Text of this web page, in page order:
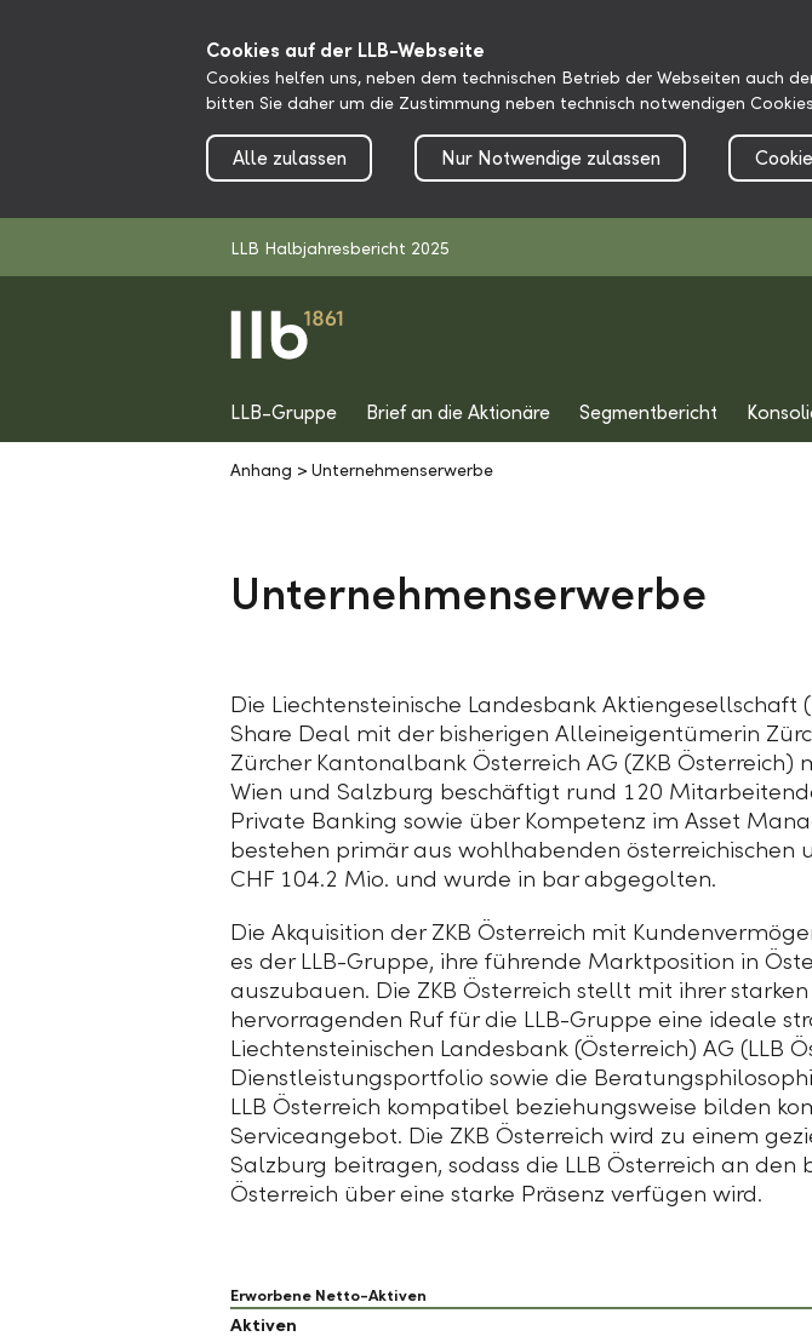
Cookies auf der LLB-Webseite
Cookies helfen uns, neben dem technischen Betrieb der Webseiten auch
bitten Sie daher um die Zustimmung neben technisch notwendigen
Alle zulassen Nur Notwendige zulassen
LLB Halbjahresbericht 2025
LLB-Gruppe Brief an die Aktionäre Segmentbericht
Anhang > Unternehmenserwerbe
Unternehmenserwerbe
Die Liechtensteinische Landesbank Aktiengesellschaft
Share Deal mit der bisherigen Alleineigentümerin
Zürcher Kantonalbank Österreich AG (ZKB
Wien und Salzburg beschäftigt rund 120
Private Banking sowie über Kompetenz im Asset
bestehen primär aus wohlhabenden österreichischen
CHF 104.2 Mio. und wurde in bar abgegolten.
Die Akquisition der ZKB Österreich mit
es derLLB-Gruppe, ihre führende Marktposition in
auszubauen. Die ZKB Österreich stellt mit ihrer
hervorragenden Ruf für die LLB-Gruppe eine ideale
Liechtensteinischen Landesbank (Österreich) AG (LLB
Dienstleistungsportfolio sowie die
LLB Österreich kompatibel beziehungsweise bilden
Serviceangebot. Die ZKB Österreich wird zu einem
Salzburg beitragen, sodass die LLB Österreich an den
Österreich über eine starke Präsenz verfügen wird.
Erworbene Netto-Aktiven
Aktiven